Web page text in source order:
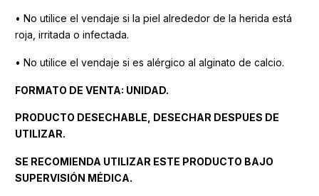
• No utilice el vendaje si la piel alrededor de la herida está
roja, irritada o infectada.
• No utilice el vendaje si es alérgico al alginato de calcio.
FORMATO DE VENTA: UNIDAD.
PRODUCTO DESECHABLE, DESECHAR DESPUES DE
UTILIZAR.
SE RECOMIENDA UTILIZAR ESTE PRODUCTO BAJO
SUPERVISIÓN MÉDICA.